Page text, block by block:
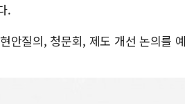
.
안질의, 청문회, 제도 개선 논의를